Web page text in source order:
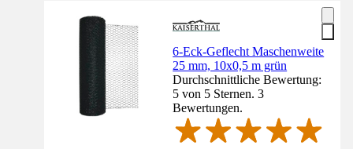
6-Eck-Geflecht Maschenweite
25 mm, 10x0,5 m grün
Durchschnittliche Bewertung:
5 von 5 Sternen. 3
Bewertungen.